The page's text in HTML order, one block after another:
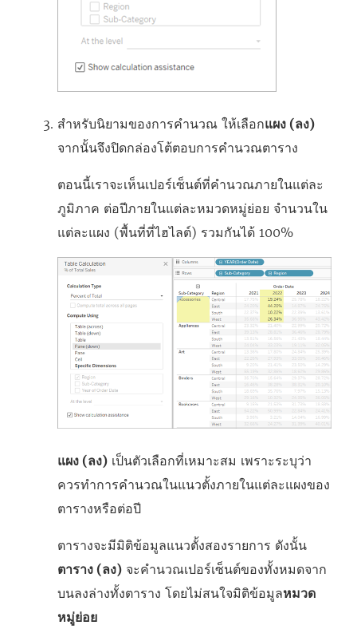
สำหรับนิยามของการคำนวณ ให้เลือกแผง (ลง)
จากนั้นจึงปิดกล่องโต้ตอบการคำนวณตาราง
ตอนนี้เราจะเห็นเปอร์เซ็นต์ที่คำนวณภายในแต่ละ
ภูมิภาค ต่อปีภายในแต่ละหมวดหมู่ย่อย จำนวนใน
แต่ละแผง (พื้นที่ที่ไฮไลต์) รวมกันได้ 100%
แผง (ลง) เป็นตัวเลือกที่เหมาะสม เพราะระบุว่า
ควรทำการคำนวณในแนวตั้งภายในแต่ละแผงของ
ตารางหรือต่อปี
ตารางจะมีมิติข้อมูลแนวตั้งสองรายการ ดังนั้น
ตาราง (ลง) จะคำนวณเปอร์เซ็นต์ของทั้งหมดจาก
บนลงล่างทั้งตาราง โดยไม่สนใจมิติข้อมูลหมวด
หมู่ย่อย